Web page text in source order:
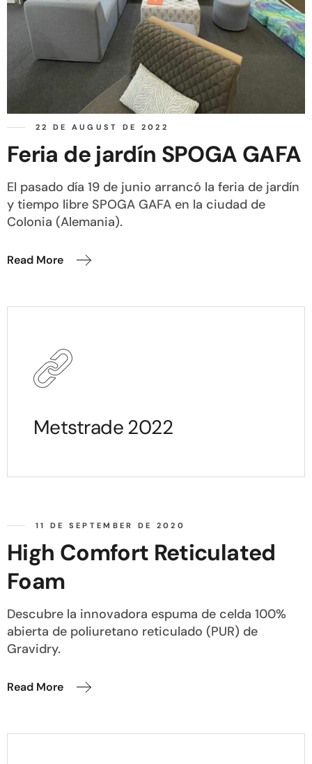
22 DE AUGUST DE 2022
Feria de jardín SPOGA GAFA
El pasado día 19 de junio arrancó la feria de jardín
y tiempo libre SPOGA GAFA en la ciudad de
Colonia (Alemania).
Read More
Metstrade 2022
11 DE SEPTEMBER DE 2020
High Comfort Reticulated
Foam
Descubre la innovadora espuma de celda 100%
abierta de poliuretano reticulado (PUR) de
Gravidry.
Read More